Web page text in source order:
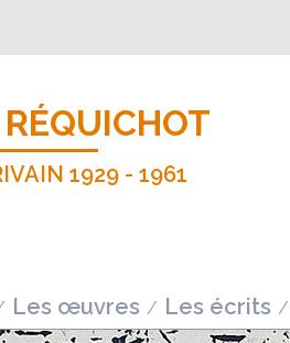
1929 - 1961
Les œuvres Les écrits